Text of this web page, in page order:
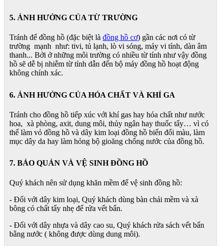
5. ẢNH HƯỞNG CỦA TỪ TRƯỜNG
Tránh để đồng hồ (đặc biệt là đồng hồ cơ) gần các nơi có từ
trường mạnh như: tivi, tủ lạnh, lò vi sóng, máy vi tính, dàn âm
thanh... Bởi ở những môi trường có nhiều từ tính như vậy đồng
hồ sẽ dễ bị nhiễm từ tính dẫn đến bộ máy đồng hồ hoạt động
không chính xác.
6. ẢNH HƯỞNG CỦA HÓA CHẤT VÀ KHÍ GA
Tránh cho đồng hồ tiếp xúc với khí gas hay hóa chất như nước
hoa, xà phòng, axit, dung môi, thủy ngân hay thuốc tẩy… vì có
thể làm vỏ đồng hồ và dây kim loại đồng hồ biến đổi màu, làm
mục dây da hay làm hỏng bộ gioăng chống nước của đồng hồ.
7. BẢO QUẢN VÀ VỆ SINH ĐỒNG HỒ
Quý khách nên sử dụng khăn mềm để vệ sinh đồng hồ:
- Đối với dây kim loại, Quý khách dùng bàn chải mềm và xà
bông có chất tẩy nhẹ để rửa vết bẩn.
- Đối với dây nhựa và dây cao su, Quý khách rửa sách vết bẩn
bằng nước ( không được dùng dung môi).